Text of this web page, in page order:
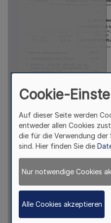
Cookie-
Auf dieser Seite werden
entweder allen Cookies
die für die Verwendung
sind. Hier finden Sie die
Nur notwendige Cookies
Alle Cookies akzeptieren